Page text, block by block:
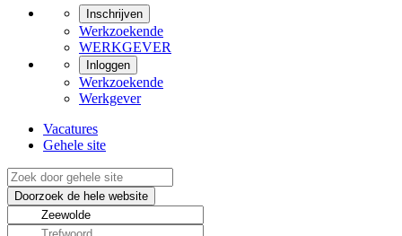
Inschrijven
Werkzoekende
WERKGEVER
Inloggen
Werkzoekende
Werkgever
Vacatures
Gehele site